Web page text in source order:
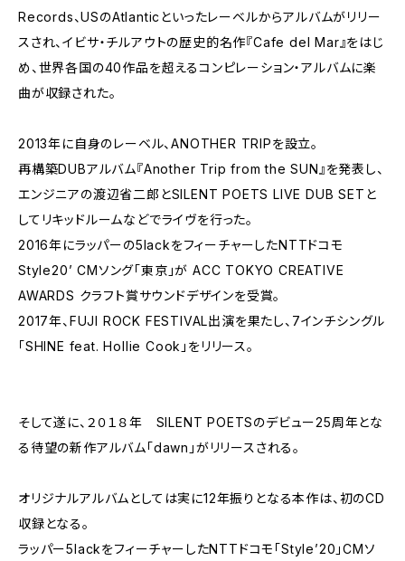
Records、USのAtlanticといったレーベルからアルバムがリリー
スされ、イビサ・チルアウトの歴史的名作『Cafe del Mar』をはじ
め、世界各国の40作品を超えるコンピレーション・アルバムに楽
曲が収録された。
2013年に自身のレーベル、ANOTHER TRIPを設立。
再構築DUBアルバム『Another Trip from the SUN』を発表し、
エンジニアの渡辺省二郎とSILENT POETS LIVE DUB SETと
してリキッドルームなどでライヴを行った。
2016年にラッパーの5lackをフィーチャーしたNTTドコモ
Style20’ CMソング「東京」が ACC TOKYO CREATIVE
AWARDS クラフト賞サウンドデザインを受賞。
2017年、FUJI ROCK FESTIVAL出演を果たし、7インチシングル
「SHINE feat. Hollie Cook」をリリース。
そして遂に、２０１８年 SILENT POETSのデビュー25周年とな
る待望の新作アルバム「dawn」がリリースされる。
オリジナルアルバムとしては実に12年振りとなる本作は、初のCD
収録となる。
ラッパー5lackをフィーチャーしたNTTドコモ「Style’20」CMソ